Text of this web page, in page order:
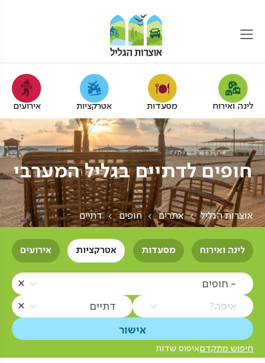
לינה ואירוח מסעדות אטרקציות אירועים
חופים לדתיים בגליל המערבי
אוצרות הגליל אתרים חופים דתיים
לינה ואירוח מסעדות אטרקציות אירועים
- חופים
איפה? דתיים
חיפוש מתקדםאיפוס שדות